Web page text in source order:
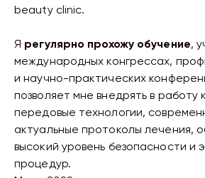
beauty clinic.
Я регулярно прохожу обучение,
международных конгрессах,
и научно-практических
позволяет мне внедрять в работу
передовые технологии,
актуальные протоколы лечения,
высокий уровень безопасности и
процедур.